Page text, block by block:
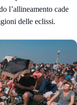
l’allineamento cade
delle eclissi.